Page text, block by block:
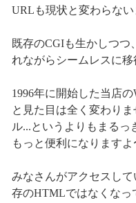
URLも現状と変わらない
既存のCGIも生かしつつ
れながらシームレスに移
1996年に開始した当店
と見た目は全く変わり
ル...というよりもまるっ
もっと便利になりますよ
みなさんがアクセスし
存のHTMLではなくなっ